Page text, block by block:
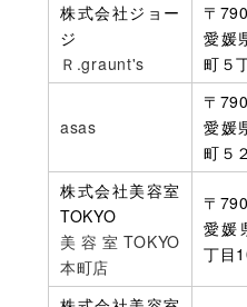
株式会社ジョー
ジ
Ｒ.graunt's
〒
愛媛
町５
asas
〒
愛媛
町５
株式会社美容室
TOKYO
美容室TOKYO
本町店
〒
愛媛
丁目